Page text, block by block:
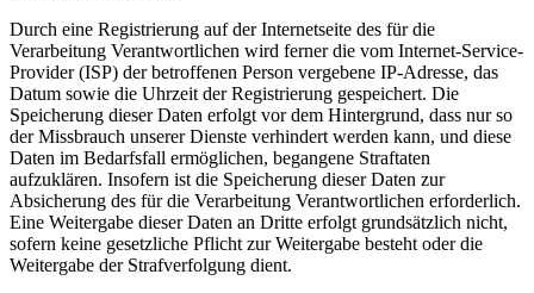
Durch eine Registrierung auf der Internetseite des für die
Verarbeitung Verantwortlichen wird ferner die vom Internet-Service-
Provider (ISP) der betroffenen Person vergebene IP-Adresse, das
Datum sowie die Uhrzeit der Registrierung gespeichert. Die
Speicherung dieser Daten erfolgt vor dem Hintergrund, dass nur so
der Missbrauch unserer Dienste verhindert werden kann, und diese
Daten im Bedarfsfall ermöglichen, begangene Straftaten
aufzuklären. Insofern ist die Speicherung dieser Daten zur
Absicherung des für die Verarbeitung Verantwortlichen erforderlich.
Eine Weitergabe dieser Daten an Dritte erfolgt grundsätzlich nicht,
sofern keine gesetzliche Pflicht zur Weitergabe besteht oder die
Weitergabe der Strafverfolgung dient.